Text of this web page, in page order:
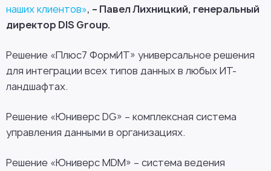
наших клиентов», – Павел Лихницкий, генеральный
директор DIS Group.
Решение «Плюс7 ФормИТ» универсальное решения
для интеграции всех типов данных в любых ИТ-
ландшафтах.
Решение «Юниверс DG» – комплексная система
управления данными в организациях.
Решение «Юниверс MDM» – система ведения